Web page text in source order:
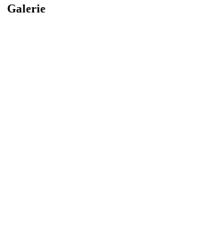
Galerie